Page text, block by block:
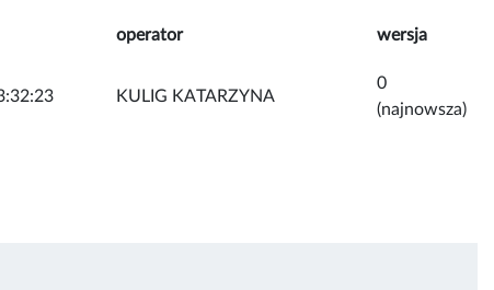
operator wersja
KULIG KATARZYNA
0
(najnowsza)